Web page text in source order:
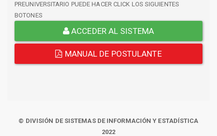
PREUNIVERSITARIO PUEDE HACER CLICK LOS SIGUIENTES
BOTONES
ACCEDER AL SISTEMA
MANUAL DE POSTULANTE
© DIVISIÓN DE SISTEMAS DE INFORMACIÓN Y ESTADÍSTICA
2022